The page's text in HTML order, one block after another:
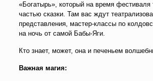
«Богатырь», который на время фестиваля
частью сказки. Там вас ждут
представления, мастер-классы по
на ночь от самой Бабы-Яги.
Кто знает, может, она и печеньем
Важная магия: